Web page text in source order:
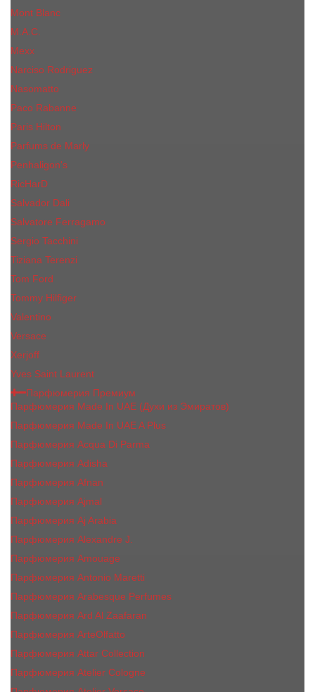
Mont Blanc
M.А.C.
Mexx
Narciso Rodriguez
Nasomatto
Paco Rabanne
Paris Hilton
Parfums de Marly
Penhaligon​'s
RicHarD
Salvador Dali
Salvatore Ferragamo
Sergio Tacchini
Tiziana Terenzi
Tom Ford
Tommy Hilfiger
Valentino
Versace
Xerjoff
Yves Saint Laurent
Парфюмерия Премиум
Парфюмерия Made In UAE (Духи из Эмиратов)
Парфюмерия Made In UAE A Plus
Парфюмерия Acqua Di Parma
Парфюмерия Adisha
Парфюмерия Afnan
Парфюмерия Ajmal
Парфюмерия Aj Arabia
Парфюмерия Alexandre J.
Парфюмерия Amouage
Парфюмерия Antonio Maretti
Парфюмерия Arabesque Perfumes
Парфюмерия Ard Al Zaafaran
Парфюмерия ArteOlfatto
Парфюмерия Attar Collection
Парфюмерия Atelier Cologne